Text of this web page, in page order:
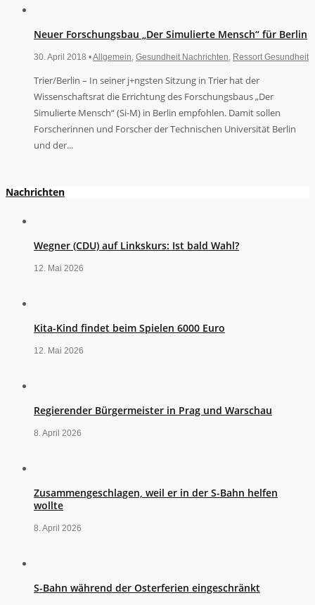
Neuer Forschungsbau „Der Simulierte Mensch“ für Berlin
30. April 2018 •Allgemein Gesundheit Nachrichten Ressort Gesundheit
Trier/Berlin – In seiner j+ngsten Sitzung in Trier hat der
Wissenschaftsrat die Errichtung des Forschungsbaus „Der
Simulierte Mensch“ (Si-M) in Berlin empfohlen. Damit sollen
Forscherinnen und Forscher der Technischen Universität Berlin
und der...
Nachrichten
Wegner (CDU) auf Linkskurs: Ist bald Wahl?
12. Mai 2026
Kita-Kind findet beim Spielen 6000 Euro
12. Mai 2026
Regierender Bürgermeister in Prag und Warschau
8. April 2026
Zusammengeschlagen, weil er in der S-Bahn helfen
wollte
8. April 2026
S-Bahn während der Osterferien eingeschränkt